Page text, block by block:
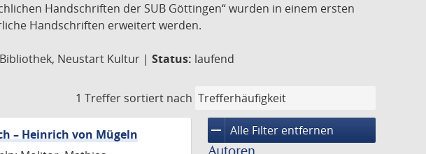
Handschriften der SUB Göttingen“ wurden in einem ersten
Handschriften erweitert werden.
Neustart Kultur | Status: laufend
1 Treffer sortiert nach
remove Alle Filter entfernen
– Heinrich von Mügeln